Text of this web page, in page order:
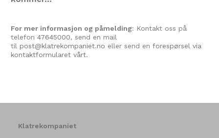
For mer informasjon og påmelding: Kontakt oss på
telefon47645000, send en mail
til post@klatrekompaniet.no eller send enforespørsel via
kontaktformularet vårt.
Klatrekompaniet